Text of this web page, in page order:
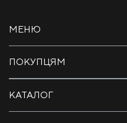
КАТАЛОГ
ПОКУПЦЯМ
МЕНЮ